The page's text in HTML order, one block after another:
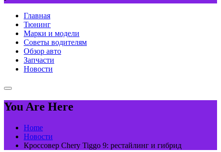
Главная
Тюнинг
Марки и модели
Советы водителям
Обзор авто
Запчасти
Новости
You Are Here
Home
Новости
Кроссовер Chery Tiggo 9: рестайлинг и гибрид